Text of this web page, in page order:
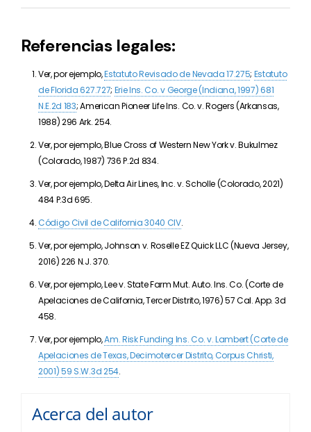
Referencias legales:
Ver, por ejemplo,Estatuto Revisado de Nevada 17.275; Estatuto
de Florida 627.727; Erie Ins. Co. v George (Indiana, 1997)681
N.E.2d 183; American Pioneer Life Ins. Co. v. Rogers (Arkansas,
1988)296 Ark. 254.
Ver, por ejemplo, Blue Cross of Western New York v. Bukulmez
(Colorado, 1987) 736 P.2d 834.
Ver, por ejemplo, Delta Air Lines, Inc. v. Scholle (Colorado, 2021)
484 P.3d 695.
Código Civil de California 3040 CIV.
Ver, por ejemplo, Johnson v. Roselle EZ Quick LLC (Nueva Jersey,
2016)226 N.J. 370.
Ver, por ejemplo, Lee v. State Farm Mut. Auto. Ins. Co. (Corte de
Apelaciones de California, Tercer Distrito, 1976)57 Cal. App. 3d
458.
Ver, por ejemplo,Am. Risk Funding Ins. Co. v. Lambert (Corte de
Apelaciones de Texas, Decimotercer Distrito, Corpus Christi,
2001)59 S.W.3d 254.
Acerca del autor